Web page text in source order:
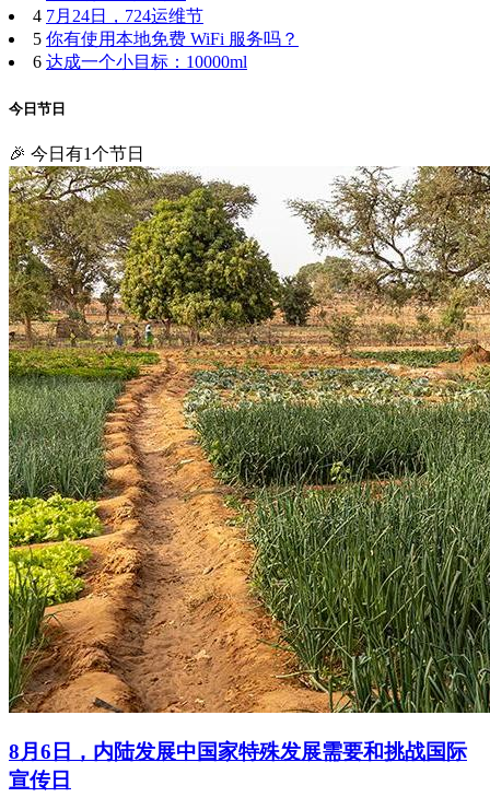
4 7月24日，724运维节
5 你有使用本地免费 WiFi 服务吗？
6 达成一个小目标：10000ml
今日节日
🎉 今日有1个节日
8月6日，内陆发展中国家特殊发展需要和挑战国际
宣传日